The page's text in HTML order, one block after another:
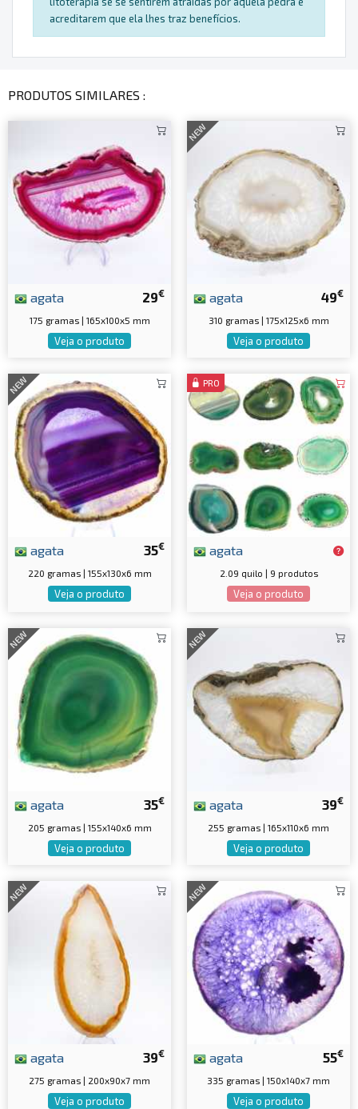
acreditarem que ela lhes traz benefícios.
PRODUTOS SIMILARES :
29€
agata
175 gramas | 165x100x5 mm
Veja o produto
NEW
49€
agata
310 gramas | 175x125x6 mm
Veja o produto
NEW
35€
agata
220 gramas | 155x130x6 mm
Veja o produto
PRO
agata
2.09 quilo | 9 produtos
Veja o produto
NEW
35€
agata
205 gramas | 155x140x6 mm
Veja o produto
NEW
39€
agata
255 gramas | 165x110x6 mm
Veja o produto
NEW
39€
agata
275 gramas | 200x90x7 mm
Veja o produto
NEW
55€
agata
335 gramas | 150x140x7 mm
Veja o produto